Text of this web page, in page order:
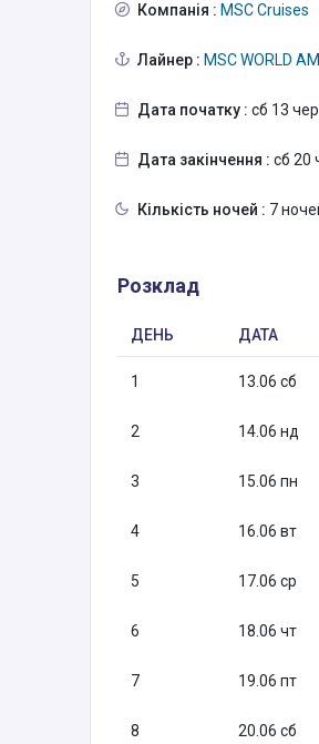
Компанія : MSC Cruises
Лайнер : MSC WORLD
Дата початку : сб 13
Дата закінчення : сб 20
Кількість ночей : 7
Розклад
ДЕНЬ ДАТА
1 13.06 сб
2 14.06 нд
3 15.06 пн
4 16.06 вт
5 17.06 ср
6 18.06 чт
7 19.06 пт
8 20.06 сб